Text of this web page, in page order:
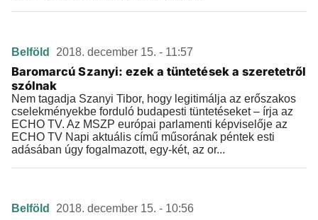
Belföld 2018. december 15. - 11:57
Baromarcú Szanyi: ezek a tüntetések a szeretetről
szólnak
Nem tagadja Szanyi Tibor, hogy legitimálja az erőszakos
cselekményekbe forduló budapesti tüntetéseket – írja az
ECHO TV. Az MSZP európai parlamenti képviselője az
ECHO TV Napi aktuális című műsorának péntek esti
adásában úgy fogalmazott, egy-két, az or...
Belföld 2018. december 15. - 10:56